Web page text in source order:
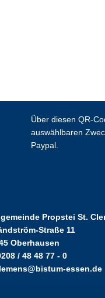
Über diesen QR-
auswählbaren
Paypal.
Propstei St.
Straße 11
Oberhausen
/ 48 48 77 - 0
essen.de